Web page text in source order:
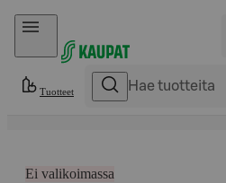
Hyppää sisältöön
Tuotteet
Ei valikoimassa